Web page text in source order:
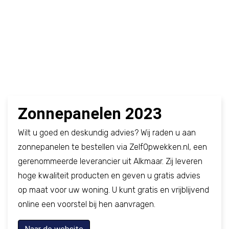
Zonnepanelen 2023
Wilt u goed en deskundig advies? Wij raden u aan
zonnepanelen te bestellen via ZelfOpwekken.nl, een
gerenommeerde leverancier uit Alkmaar. Zij leveren
hoge kwaliteit producten en geven u gratis advies
op maat voor uw woning. U kunt gratis en vrijblijvend
online een voorstel bij hen aanvragen.